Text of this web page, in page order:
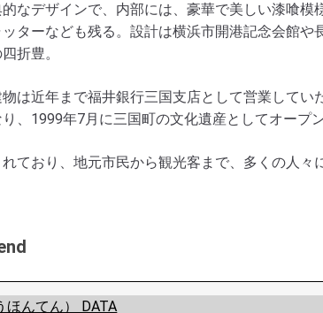
なデザインで、内部には、豪華で美しい漆喰模
ターなども残る。設計は横浜市開港記念会館や
折豊。
は近年まで福井銀行三国支店として営業してい
、1999年7月に三国町の文化遺産としてオープン
ており、地元市民から観光客まで、多くの人々
ほんてん） DATA